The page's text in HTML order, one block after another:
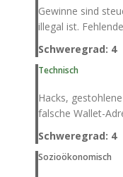
Gewinne sind
illegal ist.
Schweregrad: 4
Technisch
Hacks,
falsche Wallet-
Schweregrad: 4
Sozioökonomisch